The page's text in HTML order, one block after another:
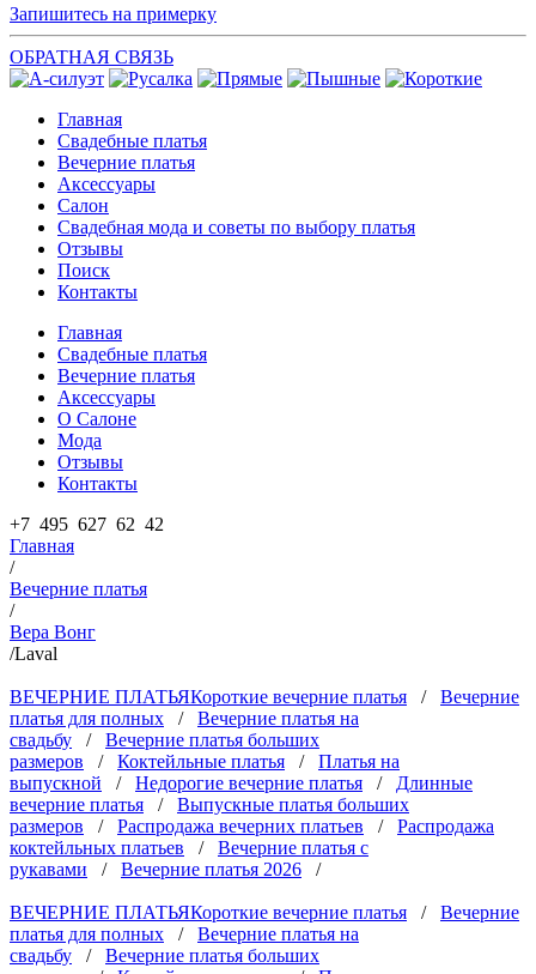
Запишитесь на примерку
ОБРАТНАЯ СВЯЗЬ
Главная
Свадебные платья
Вечерние платья
Аксессуары
Салон
Свадебная мода и советы по выбору платья
Отзывы
Поиск
Контакты
Главная
Свадебные платья
Вечерние платья
Аксессуары
О Салоне
Мода
Отзывы
Контакты
+7 495 627 62 42
Главная
/
Вечерние платья
/
Вера Вонг
/Laval
ВЕЧЕРНИЕ ПЛАТЬЯКороткие вечерние платья / Вечерние
платья для полных / Вечерние платья на
свадьбу / Вечерние платья больших
размеров / Коктейльные платья / Платья на
выпускной / Недорогие вечерние платья / Длинные
вечерние платья / Выпускные платья больших
размеров / Распродажа вечерних платьев / Распродажа
коктейльных платьев / Вечерние платья с
рукавами / Вечерние платья 2026 /
ВЕЧЕРНИЕ ПЛАТЬЯКороткие вечерние платья / Вечерние
платья для полных / Вечерние платья на
свадьбу / Вечерние платья больших